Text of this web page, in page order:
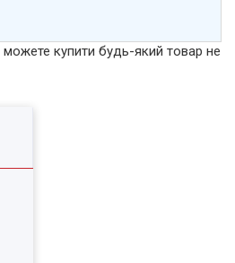
можете купити будь-який товар не